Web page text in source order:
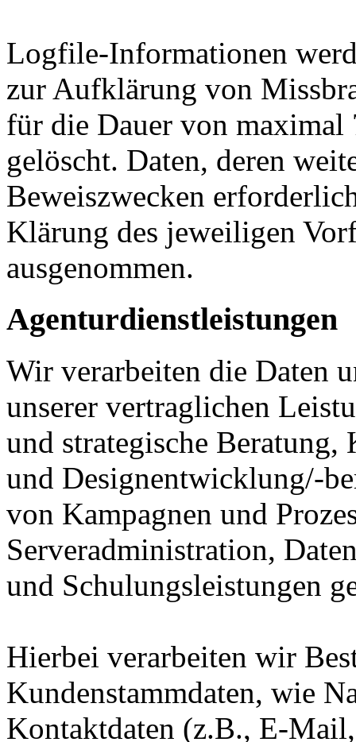
Logfile-Informationen
zur Aufklärung von
für die Dauer von maximal
gelöscht. Daten, deren
Beweiszwecken
Klärung des jeweiligen
ausgenommen.
Agenturdienstleistungen
Wir verarbeiten die Daten
unserer vertraglichen
und strategische
und Designentwicklung/-
von Kampagnen und
Serveradministration,
und Schulungsleistungen
Hierbei verarbeiten wir
Kundenstammdaten, wie
Kontaktdaten (z.B., E-